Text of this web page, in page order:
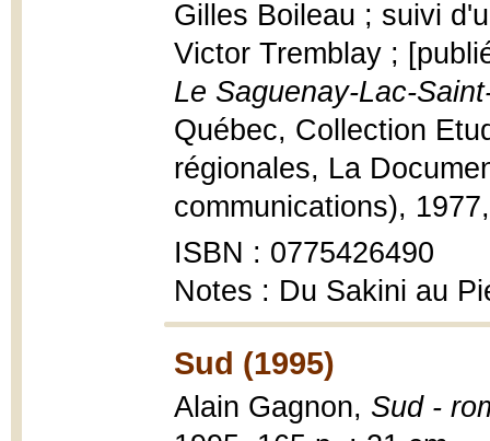
Gilles Boileau ; suivi
Victor Tremblay ;
Le Saguenay-Lac-
Québec, Collection
régionales, La
communications),
ISBN : 0775426490
Notes : Du Sakini au
Sud (1995)
Alain Gagnon, Sud -